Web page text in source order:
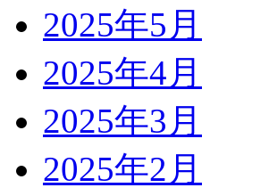
2025年5月
2025年4月
2025年3月
2025年2月